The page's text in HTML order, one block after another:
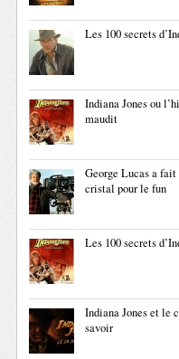
Les 100 secrets
Indiana Jones ou
maudit
George Lucas a fait
cristal pour le fun
Les 100 secrets
Indiana Jones et le
savoir